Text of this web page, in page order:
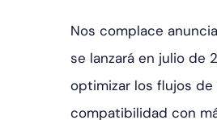
Nos complace
se lanzará en julio de
optimizar los flujos
compatibilidad con